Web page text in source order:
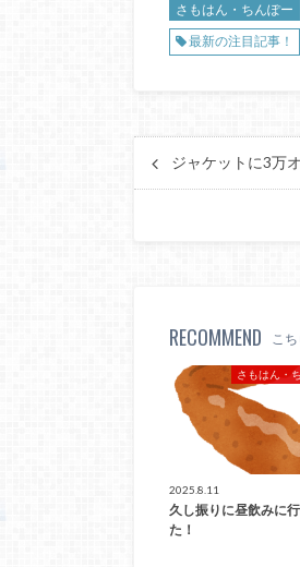
さもはん・ちんぽー
最新の注目記事！
ジャケットに3万
RECOMMEND こ
さもはん・
2025.8.11
久し振りに昼飲みに
た！